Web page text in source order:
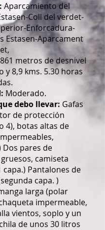
Aparcamiento del
Coll del verdet-
Enforcadura-
Estasen-Aparcament
861 metros de desnivel
y 8,9 kms. 5.30 horas
Moderado.
debo llevar: Gafas
de protección
4), botas altas de
Dos pares de
camiseta
capa.) Pantalones de
capa. )
larga (polar
impermeable,
vientos, soplo y un
de unos 30 litros